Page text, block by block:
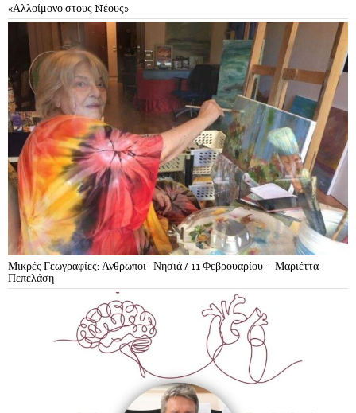
«Αλλοίμονο στους Nέους»
Μικρές Γεωγραφίες: Άνθρωποι–Νησιά / 11 Φεβρουαρίου – Μαριέττα
Πεπελάση